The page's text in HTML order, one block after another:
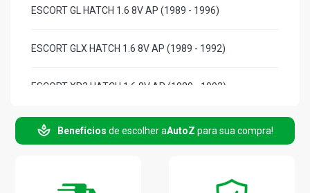
ESCORT GL HATCH 1.6 8V AP (1989 - 1996)
ESCORT GLX HATCH 1.6 8V AP (1989 - 1992)
ESCORT XR3 HATCH 1.6 8V AP (1989 - 1992)
ESCORT XR3 CONVERSIVEL HATCH 1.6 8V AP (1989 -
1992)
Benefícios de escolher aAutoZ para sua compra!